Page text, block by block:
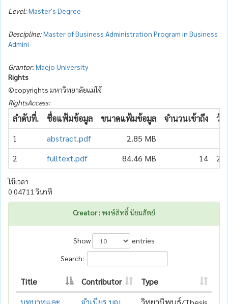
Level:Master's Degree
Descipline:Master of Business Administration Program in Business
Admini
Grantor:Maejo University
Rights
©copyrights มหาวิทยาลัยแม่โจ้
RightsAccess:
ลำดับที่. ชื่อแฟ้มข้อมูล ขนาดแฟ้มข้อมูล จำนวนเข้าถึง
วัน
1
abstract.pdf
2.85 MB
2
fulltext.pdf 84.46 MB 14
ใช้เวลา
0.04711 วินาที
Creator : พงษ์สิทธิ์ นิยมสัตย์
Show
entries
Search:
Title Contributor
Type